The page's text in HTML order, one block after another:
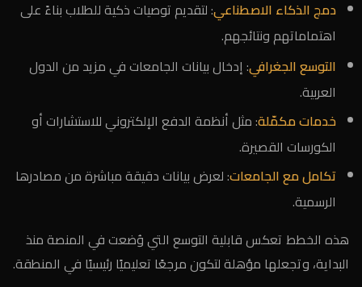
دمج الذكاء الاصطناعي: لتقديم توصيات ذكية للطلاب بناءً على
اهتماماتهم ونتائجهم.
التوسع الجغرافي: إدخال بيانات الجامعات في مزيد من الدول
العربية.
خدمات مكمّلة: مثل أنظمة الدفع الإلكتروني للاستشارات أو
الكورسات القصيرة.
تكامل مع الجامعات: لعرض بيانات دقيقة مباشرة من مصادرها
الرسمية.
هذه الخطط تعكس قابلية التوسع التي وُضعت في المنصة منذ
البداية، وتجعلها مؤهلة لتكون مرجعًا تعليميًا رئيسيًا في المنطقة.